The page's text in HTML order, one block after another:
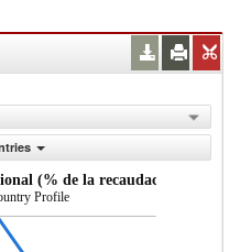
(% de la recaudaci n)
Profile